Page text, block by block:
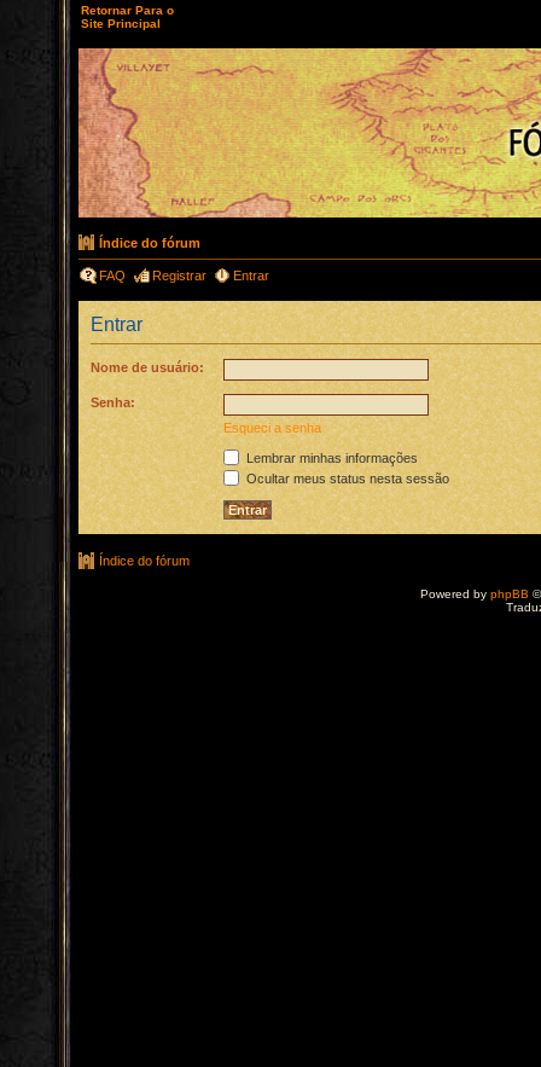
Retornar Para o
Site Principal
Índice do fórum
FAQ Registrar Entrar
Entrar
Nome de usuário:
Senha:
Esqueci a senha
Lembrar minhas informações
Ocultar meus status nesta sessão
Índice do fórum
Powered by phpBB